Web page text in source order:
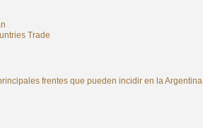
Trade
frentes que pueden incidir en la Argentina